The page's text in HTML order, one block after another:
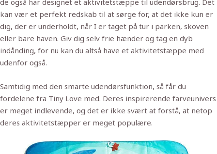
kan vær et perfekt redskab til at sørge for, at det ikke kun er
dig, der er underholdt, når I er taget på tur i parken, skoven
eller bare haven. Giv dig selv frie hænder og tag en dyb
indånding, for nu kan du altså have et aktivitetstæppe med
udenfor også.
Samtidig med den smarte udendørsfunktion, så får du
fordelene fra Tiny Love med. Deres inspirerende farveunivers
er meget indlevende, og det er ikke svært at forstå, at netop
deres aktivitetstæpper er meget populære.